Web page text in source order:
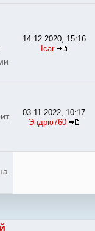
14 12 2020, 15:16
Icar
03 11 2022, 10:17
Эндрю760